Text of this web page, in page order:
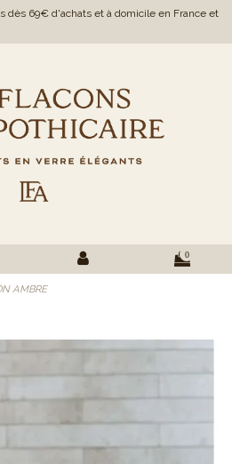
dès 69€ d'achats et à domicile en France et
0
AMBRE